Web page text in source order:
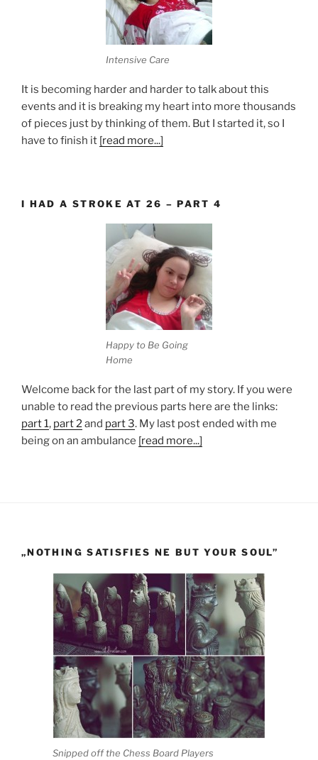
Intensive Care
It is becoming harder and harder to talk about this
events and it is breaking my heart into more thousands
of pieces just by thinking of them. But I started it, so I
have to finish it [read more...]
I HAD A STROKE AT 26 – PART 4
Happy to Be Going
Home
Welcome back for the last part of my story. If you were
unable to read the previous parts here are the links:
part 1, part 2and part 3. My last post ended with me
being on an ambulance [read more...]
„NOTHING SATISFIES NE BUT YOUR SOUL”
Snipped off the Chess Board Players